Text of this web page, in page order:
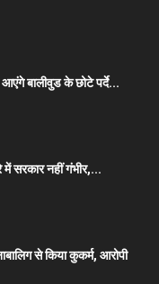
बालीवुड के छोटे पर्दे...
में सरकार नहीं गंभीर,...
से किया कुकर्म, आरोपी